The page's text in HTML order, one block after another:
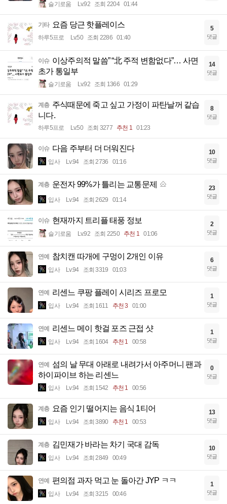
슬기로움 Lv.92 조회 2204 01:44
기타 요즘 당근 핫플레이스
하루5프로 Lv.50 조회 2286 01:40
5
댓글
이슈 이상주의적 말씀” “北 주적 변함없다”… 사면
초가 통일부
슬기로움 Lv.92 조회 1366 01:29
14
댓글
계층 주식때문에 죽고 싶고 가정이 파탄날꺼 같습
니다.
하루5프로 Lv.50 조회 3277 추천 1 01:23
8
댓글
이슈 다음 주부터 더 더워진다
입사 Lv.94 조회 2736 01:16
10
댓글
계층 운전자 99%가 틀리는 교통문제
입사 Lv.94 조회 2629 01:14
23
댓글
이슈 현재까지 트리플 태풍 정보
슬기로움 Lv.92 조회 2250 추천 1 01:06
2
댓글
연예 참치캔 따개에 구멍이 2개인 이유
입사 Lv.94 조회 3319 01:03
6
댓글
연예 리센느 쿠팡 플레이 시리즈 프로모
입사 Lv.94 조회 1611 추천 3 01:00
1
댓글
연예 리센느 메이 핫걸 포즈 근접 샷
입사 Lv.94 조회 1604 추천 1 00:58
1
댓글
연예
섬의 날 무대 아래로 내려가서 아주머니 팬과
하이파이브 하는 리센느
입사 Lv.94 조회 1542 추천 1 00:56
0
댓글
계층 요즘 인기 떨어지는 음식 1티어
입사 Lv.94 조회 3890 추천 1 00:53
13
댓글
계층 김민재가 바라는 차기 국대 감독
입사 Lv.94 조회 2849 00:49
10
댓글
연예 편의점 과자 먹고 눈 돌아간 JYP ㅋㅋ
입사 Lv.94 조회 3215 00:46
1
댓글